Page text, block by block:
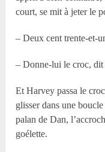
court, se mit à jeter le
– Deux cent trente-et-
– Donne-lui le croc, dit
Et Harvey passa le
glisser dans une
palan de Dan,
goélette.